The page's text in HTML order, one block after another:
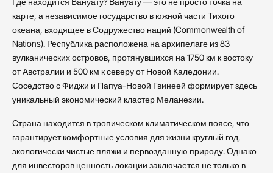
карте, а независимое государство в южной части Тихого
океана, входящее в Содружество наций (Commonwealth of
Nations). Республика расположена на архипелаге из 83
вулканических островов, протянувшихся на 1750 км к востоку
от Австралии и 500 км к северу от Новой Каледонии.
Соседство с Фиджи и Папуа-Новой Гвинеей формирует здесь
уникальный экономический кластер Меланезии.
Страна находится в тропическом климатическом поясе, что
гарантирует комфортные условия для жизни круглый год,
экологически чистые пляжи и первозданную природу. Однако
для инвесторов ценность локации заключается не только в